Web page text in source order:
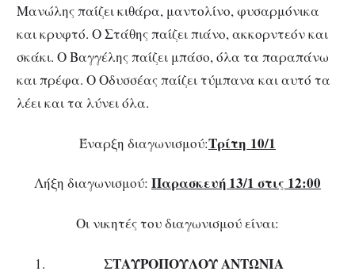
Μανώλης παίζει κιθάρα, μαντολίνο, φυσαρμόνικα
και κρυφτό. Ο Στάθης παίζει πιάνο, ακκορντεόν και
σκάκι. Ο Βαγγέλης παίζει μπάσο, όλα τα παραπάνω
και πρέφα. Ο Οδυσσέας παίζει τύμπανα και αυτό τα
λέει και τα λύνει όλα.
Έναρξη διαγωνισμού:Τρίτη 10/1
Λήξη διαγωνισμού: Παρασκευή 13/1 στις 12:00
Οι νικητές του διαγωνισμού είναι:
ΣΤΑΥΡΟΠΟΥΛΟΥ ΑΝΤΩΝΙΑ